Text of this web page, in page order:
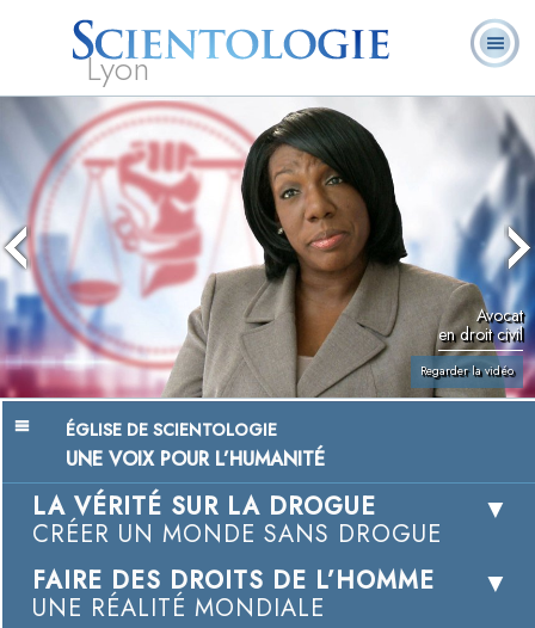
Lyon
L. Ron Hubbard
Qu’est-ce que la
Scientologie ?
Ministres
volontaires
Livres
Avocat
en droit civil
Regarder la vidéo
ÉGLISE DE SCIENTOLOGIE
UNE VOIX POUR L’HUMANITÉ
LA VÉRITÉ SUR LA DROGUE
CRÉER UN MONDE SANS DROGUE
FAIRE DES DROITS DE L’HOMME
UNE RÉALITÉ MONDIALE